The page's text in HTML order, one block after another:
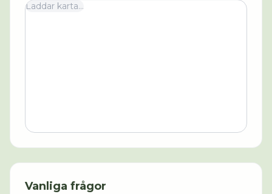
Laddar karta...
Vanliga frågor